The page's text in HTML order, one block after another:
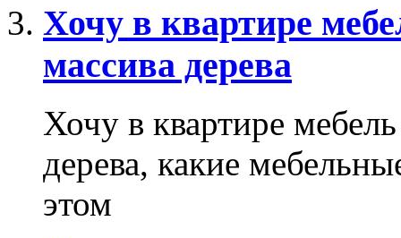
Хочу в квартире
массива дерева
Хочу в квартире
дерева, какие
этом